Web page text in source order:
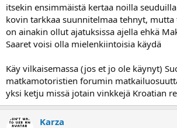
itsekin ensimmäistä kertaa noilla seuduilla
kovin tarkkaa suunnitelmaa tehnyt,
on ainakin ollut ajatuksissa ajella ehkä
Saaret voisi olla mielenkiintoisia käydä
Käy vilkaisemassa (jos et jo ole käynyt)
matkamotoristien forumin
yksi ketju missä jotain vinkkejä Kroatian
Karza